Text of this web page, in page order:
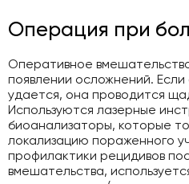
Операция при
Оперативное
появлении осложнений.
удается, она проводится
Используются лазерные
биоанализаторы, которые
локализацию пораженного
профилактики рецидивов
вмешательства,